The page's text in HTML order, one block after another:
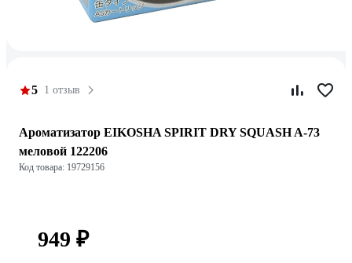
5 1 отзыв
Ароматизатор EIKOSHA SPIRIT DRY SQUASH A-73
меловой 122206
Код товара: 19729156
949 ₽